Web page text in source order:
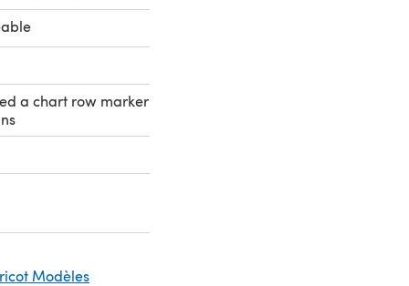
a chart row marker
Modèles